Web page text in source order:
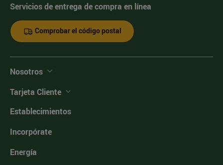
Servicios de entrega de compra en línea
Comprobar el código postal
Nosotros
Tarjeta Cliente
Establecimientos
Incorpórate
Energía